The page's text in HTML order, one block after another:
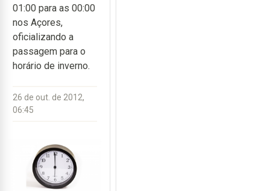
01:00 para as 00:00
nos Açores,
oficializando a
passagem para o
horário de inverno.
26 de out. de 2012,
06:45